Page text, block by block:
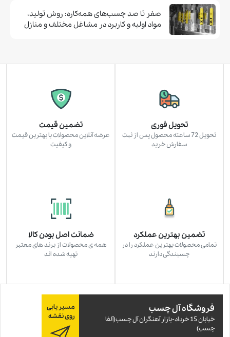
صفر تا صد چسب‌های همه‌کاره: روش تولید،
مواد اولیه و کاربرد در مشاغل مختلف و منازل
تحویل فوری
تحویل 72 ساعته محصول پس از ثبت
سفارش خرید
تضمین قیمت
عرضه آنلاین محصولات با بهترین قیمت
و کیفیت
تضمین بهترین عملکرد
تمامی محصولات بهترین عملکرد را در
چسبندگی دارند
ضمانت اصل بودن کالا
همه ی محصولات از برند های معتبر
تهیه شده اند
فروشگاه آل چسب
خيابان 15 خرداد-بازار آهنگران آل چسب(آلفا
چسب)
مسیر یابی
روی نقشه